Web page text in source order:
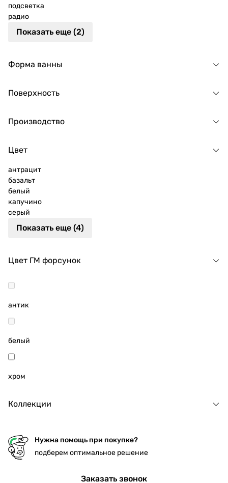
подсветка
радио
Показать еще (2)
Форма ванны
Поверхность
Производство
Цвет
антрацит
базальт
белый
капучино
серый
Показать еще (4)
Цвет ГМ форсунок
антик
белый
хром
Коллекции
Нужна помощь при покупке?
подберем оптимальное решение
Заказать звонок